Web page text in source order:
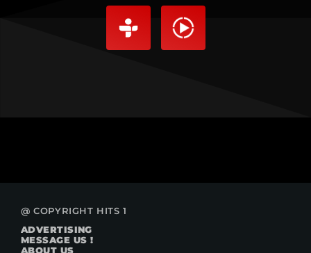
@ COPYRIGHT HITS 1
ADVERTISING
MESSAGE US !
ABOUT US